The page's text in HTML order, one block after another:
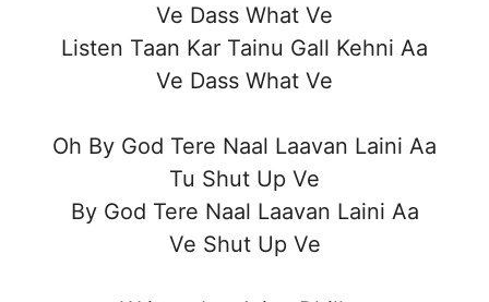
Ve Dass What Ve
Listen Taan Kar Tainu Gall Kehni Aa
Ve Dass What Ve
Oh By God Tere Naal Laavan Laini Aa
Tu Shut Up Ve
By God Tere Naal Laavan Laini Aa
Ve Shut Up Ve